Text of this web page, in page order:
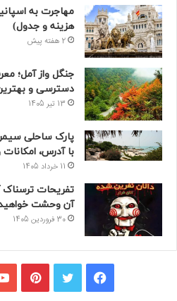
مهاجرت به
هزینه و جدول)
2 هفته پیش
جنگل واز آمل؛
دسترسی و
13 تیر 1405
پارک ساحلی
با آدرس،
11 خرداد 1405
تفریحات
آن وحشت
30 فروردین 1405
فیسبوکتوییتر